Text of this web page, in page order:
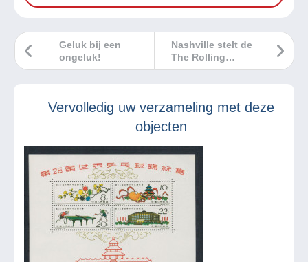
Nashville stelt de
The Rolling
Stones-collectie
Geluk bij een
ongeluk!
Vervolledig uw verzameling met deze
objecten